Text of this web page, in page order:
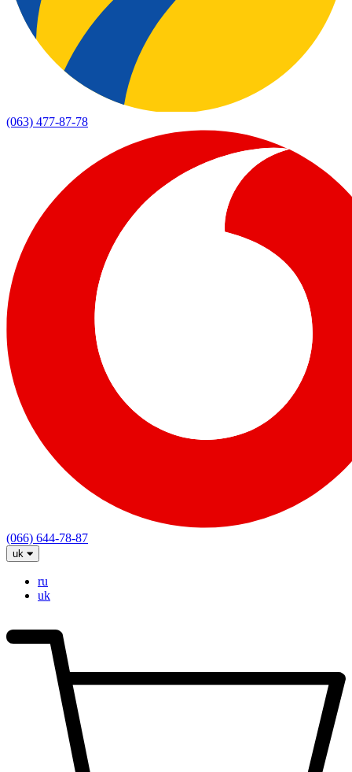
(063) 477-87-78
(066) 644-78-87
uk
ru
uk